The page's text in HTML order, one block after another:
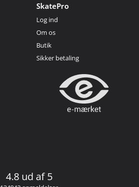
SkatePro
Log ind
Om os
Butik
Sikker betaling
4.8 ud af 5